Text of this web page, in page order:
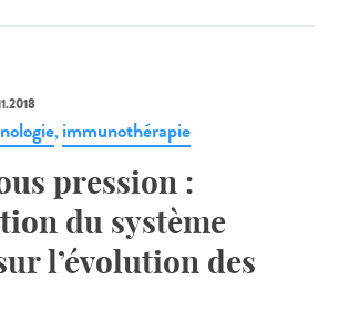
, immunothérapie
pression :
du système
l’évolution des